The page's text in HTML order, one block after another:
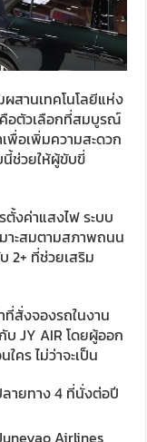
สานเทคโนโลยีแห่ง
คือตัวเลือกที่สมบูรณ์
พื่อเพิ่มความสะดวก
ช่วยให้ผู้ขับขี่
งค่าแสงไฟ ระบบ
าะสมตามสภาพถนน
2+ ที่ช่วยเสริม
สั่งจองรถในงาน
JY AIR โดยผู้ออก
คร ไม่ว่าจะเป็น
ลายทาง 4 ที่นั่งต่อปี